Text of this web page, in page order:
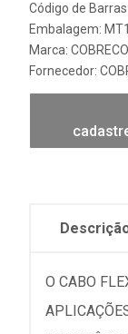
Código de
Embalagem: MT1
Marca:
Fornecedor:
O CABO